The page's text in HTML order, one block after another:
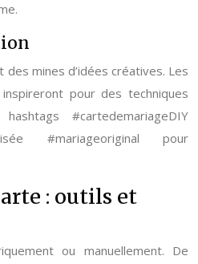
mines d’idées créatives. Les
pour des techniques
#cartedemariageDIY
#mariageoriginal pour
: outils et
ou manuellement. De